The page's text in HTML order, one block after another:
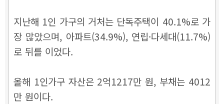
지난해 1인 가구의 거처는 단독주택이 40.1%로 가
장 많았으며, 아파트(34.9%), 연립·다세대(11.7%)
로 뒤를 이었다.
올해 1인가구 자산은 2억1217만 원, 부채는 4012
만 원이다.